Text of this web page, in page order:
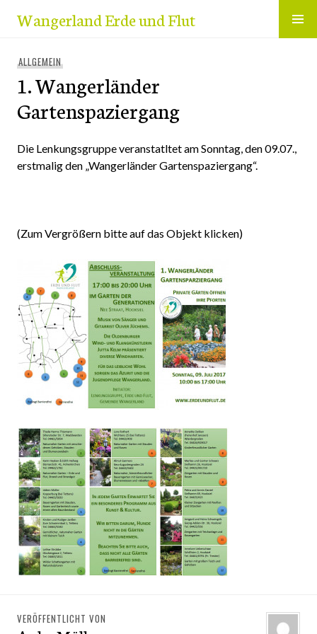
InhaltWangerland Erde und Flut
ALLGEMEIN
1. Wangerländer
Gartenspaziergang
Die Lenkungsgruppe veranstatltet am Sonntag, den 09.07.,
erstmalig den „Wangerländer Gartenspaziergang“.
(Zum Vergrößern bitte auf das Objekt klicken)
VERÖFFENTLICHT VON